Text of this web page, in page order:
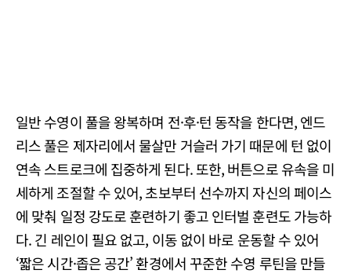
일반 수영이 풀을 왕복하며 전·후·턴 동작을 한다면, 엔드
리스 풀은 제자리에서 물살만 거슬러 가기 때문에 턴 없이
연속 스트로크에 집중하게 된다. 또한, 버튼으로 유속을 미
세하게 조절할 수 있어, 초보부터 선수까지 자신의 페이스
에 맞춰 일정 강도로 훈련하기 좋고 인터벌 훈련도 가능하
다. 긴 레인이 필요 없고, 이동 없이 바로 운동할 수 있어
‘짧은 시간·좁은 공간’ 환경에서 꾸준한 수영 루틴을 만들